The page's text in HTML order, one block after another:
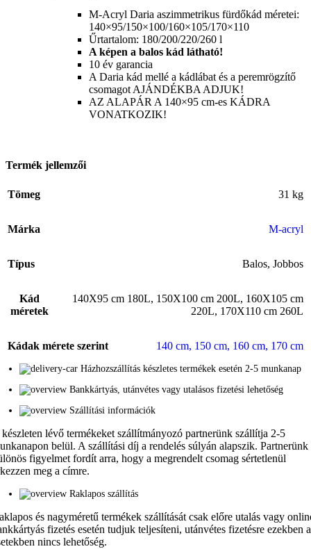
M-Acryl Daria aszimmetrikus fürdőkád méretei:
140×95/150×100/160×105/170×110
Űrtartalom: 180/200/220/260 l
A képen a balos kád látható!
10 év garancia
A Daria kád mellé a kádlábat és a peremrögzítő
csomagot AJÁNDÉKBA ADJUK!
AZ ALAPÁR A 140×95 cm-es KÁDRA
VONATKOZIK!
Termék jellemzői
Tömeg 31 kg
Márka M-acryl
Típus Balos, Jobbos
Kád
méretek
140X95 cm 180L, 150X100 cm 200L, 160X105 cm
220L, 170X110 cm 260L
Kádak mérete szerint 140 cm, 150 cm, 160 cm, 170 cm
Házhozszállítás készletes termékek esetén 2-5 munkanap
Bankkártyás, utánvétes vagy utalásos fizetési lehetőség
Szállítási információk
lévő termékeket szállítmányozó partnerünk szállítja 2-5
belül. A szállítási díj a rendelés súlyán alapszik. Partnerünk
figyelmet fordít arra, hogy a megrendelt csomag sértetlenül
meg a címre.
Raklapos szállítás
és nagyméretű termékek szállítását csak előre utalás vagy
fizetés esetén tudjuk teljesíteni, utánvétes fizetésre ezekben
nincs lehetőség.